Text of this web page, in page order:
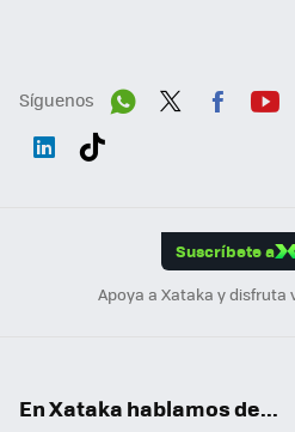
Síguenos
Suscríbete a
Apoya a Xataka y
En Xataka hablamos de...